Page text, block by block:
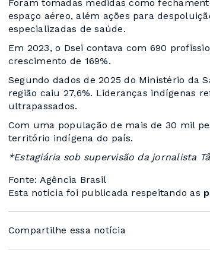
Foram tomadas medidas como
espaço aéreo, além ações para
especializadas de saúde.
Em 2023, o Dsei contava com 690
crescimento de 169%.
Segundo dados de 2025 do Ministério da
região caiu 27,6%. Lideranças indígenas
ultrapassados.
Com uma população de mais de 30 mil
território indígena do país.
*Estagiária sob supervisão da jornalista
Fonte: Agência Brasil
Esta notícia foi publicada respeitando as
Compartilhe essa notícia